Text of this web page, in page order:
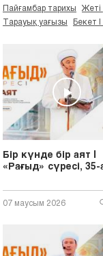
Пайғамбар тарихы
Жеті
Тарауық уағызы
Бекет
Бір күнде бір аят |
«Рағыд» сүресі, 35-
07 маусым 2026